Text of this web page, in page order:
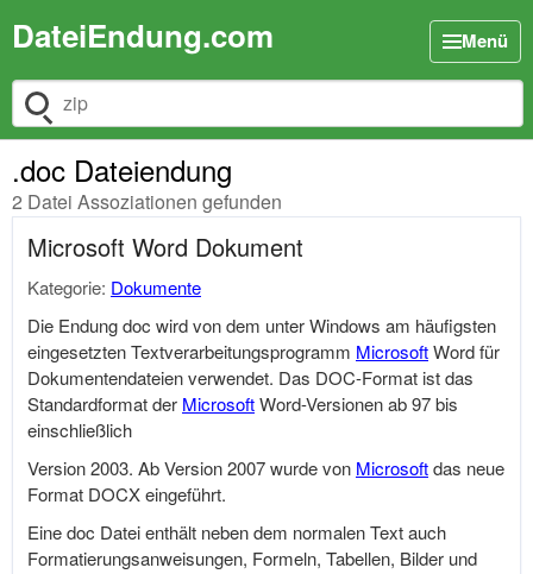
DateiEndung.com Menü
Dateiendung suchen
.doc Dateiendung
2 Datei Assoziationen gefunden
Microsoft Word Dokument
Kategorie: Dokumente
Die Endung doc wird von dem unter Windows am häufigsten
eingesetzten Textverarbeitungsprogramm MicrosoftWord für
Dokumentendateien verwendet. Das DOC-Format ist das
Standardformat der MicrosoftWord-Versionen ab 97 bis
einschließlich
Version 2003. Ab Version 2007 wurde von Microsoftdas neue
Format DOCX eingeführt.
Eine doc Datei enthält neben dem normalen Text auch
Formatierungsanweisungen, Formeln, Tabellen, Bilder und